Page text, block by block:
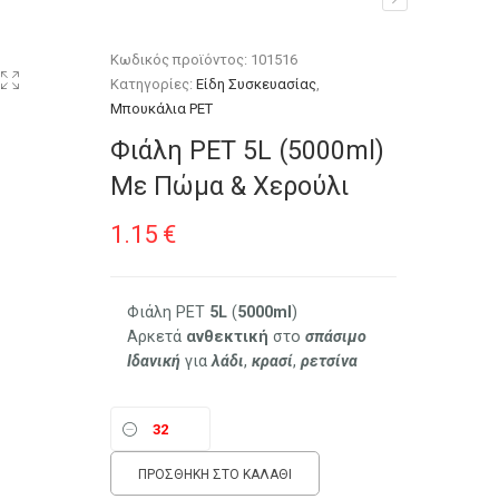
Κωδικός προϊόντος: 101516
Κατηγορίες:Είδη Συσκευασίας,
Μπουκάλια PET
Φιάλη PET 5L (5000ml)
Με Πώμα & Χερούλι
1.15 €
Φιάλη PET 5L(5000ml)
Αρκετά ανθεκτική στοσπάσιμο
Ιδανική γιαλάδι,κρασί,ρετσίνα
ΠΡΟΣΘΉΚΗ ΣΤΟ ΚΑΛΆΘΙ